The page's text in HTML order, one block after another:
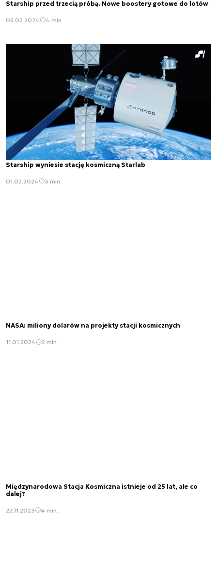
Starship przed trzecią próbą. Nowe boostery gotowe do lotów
05.02.2024 4 min.
Starship wyniesie stację kosmiczną Starlab
01.02.2024 3 min.
NASA: miliony dolarów na projekty stacji kosmicznych
11.01.2024 2 min.
Międzynarodowa Stacja Kosmiczna istnieje od 25 lat, ale co
dalej?
22.11.2023 4 min.